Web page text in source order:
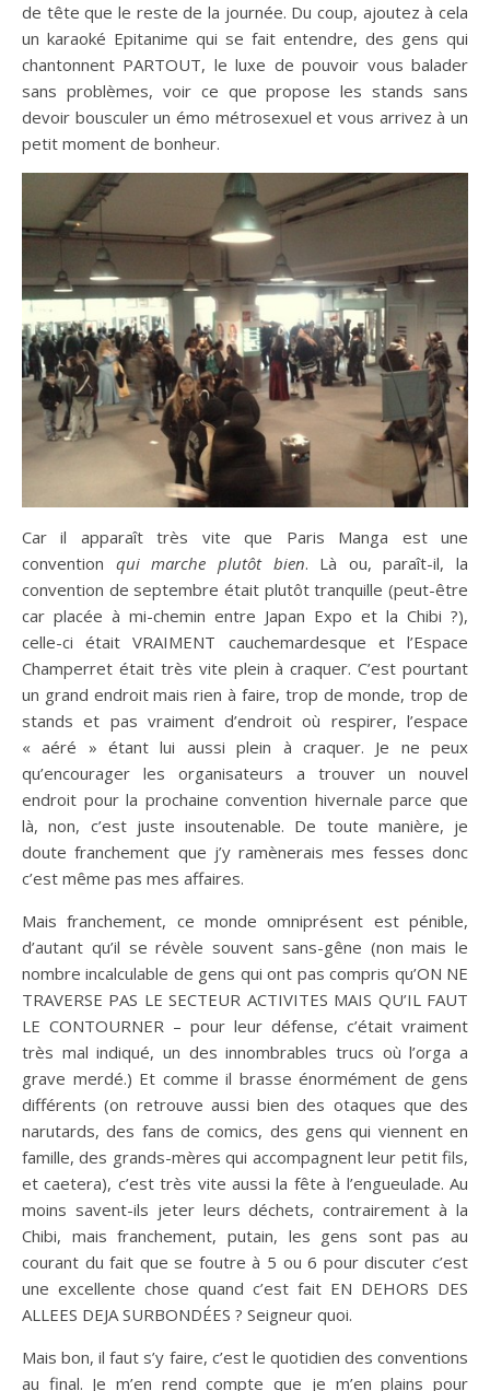
de tête que le reste de la journée. Du coup, ajoutez à cela
un karaoké Epitanime qui se fait entendre, des gens qui
chantonnent PARTOUT, le luxe de pouvoir vous balader
sans problèmes, voir ce que propose les stands sans
devoir bousculer un émo métrosexuel et vous arrivez à un
petit moment de bonheur.
Car il apparaît très vite que Paris Manga est une
convention qui marche plutôt bien. Là ou, paraît-il, la
convention de septembre était plutôt tranquille (peut-être
car placée à mi-chemin entre Japan Expo et la Chibi ?),
celle-ci était VRAIMENT cauchemardesque et l’Espace
Champerret était très vite plein à craquer. C’est pourtant
un grand endroit mais rien à faire, trop de monde, trop de
stands et pas vraiment d’endroit où respirer, l’espace
« aéré » étant lui aussi plein à craquer. Je ne peux
qu’encourager les organisateurs a trouver un nouvel
endroit pour la prochaine convention hivernale parce que
là, non, c’est juste insoutenable. De toute manière, je
doute franchement que j’y ramènerais mes fesses donc
c’est même pas mes affaires.
Mais franchement, ce monde omniprésent est pénible,
d’autant qu’il se révèle souvent sans-gêne (non mais le
nombre incalculable de gens qui ont pas compris qu’ON NE
TRAVERSE PAS LE SECTEUR ACTIVITES MAIS QU’IL FAUT
LE CONTOURNER – pour leur défense, c’était vraiment
très mal indiqué, un des innombrables trucs où l’orga a
grave merdé.) Et comme il brasse énormément de gens
différents (on retrouve aussi bien des otaques que des
narutards, des fans de comics, des gens qui viennent en
famille, des grands-mères qui accompagnent leur petit fils,
et caetera), c’est très vite aussi la fête à l’engueulade. Au
moins savent-ils jeter leurs déchets, contrairement à la
Chibi, mais franchement, putain, les gens sont pas au
courant du fait que se foutre à 5 ou 6 pour discuter c’est
une excellente chose quand c’est fait EN DEHORS DES
ALLEES DEJA SURBONDÉES ? Seigneur quoi.
Mais bon, il faut s’y faire, c’est le quotidien des conventions
au final. Je m’en rend compte que je m’en plains pour